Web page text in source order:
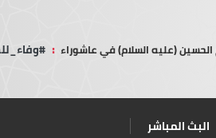
الحسين (عليه السلام) في عاشوراء :
البث المباشر